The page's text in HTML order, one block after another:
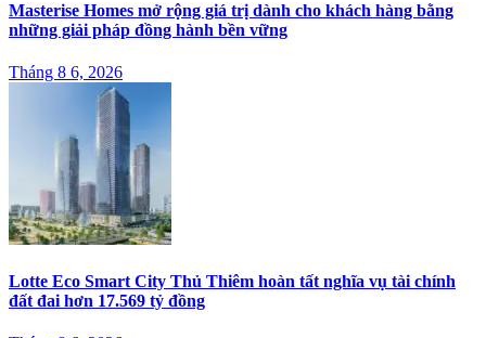
Masterise Homes mở rộng giá trị dành cho khách hàng bằng
những giải pháp đồng hành bền vững
Tháng 8 6, 2026
Lotte Eco Smart City Thủ Thiêm hoàn tất nghĩa vụ tài chính
đất đai hơn 17.569 tỷ đồng